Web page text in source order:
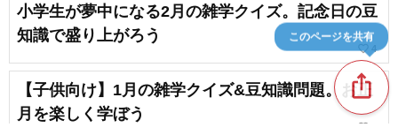
小学生が夢中になる2月の雑学クイズ。記念日の豆
知識で盛り上がろう
favorite_border 4
【子供向け】1月の雑学クイズ&豆知識問題。お正
月を楽しく学ぼう
favorite_border
ios_share
このページを共有